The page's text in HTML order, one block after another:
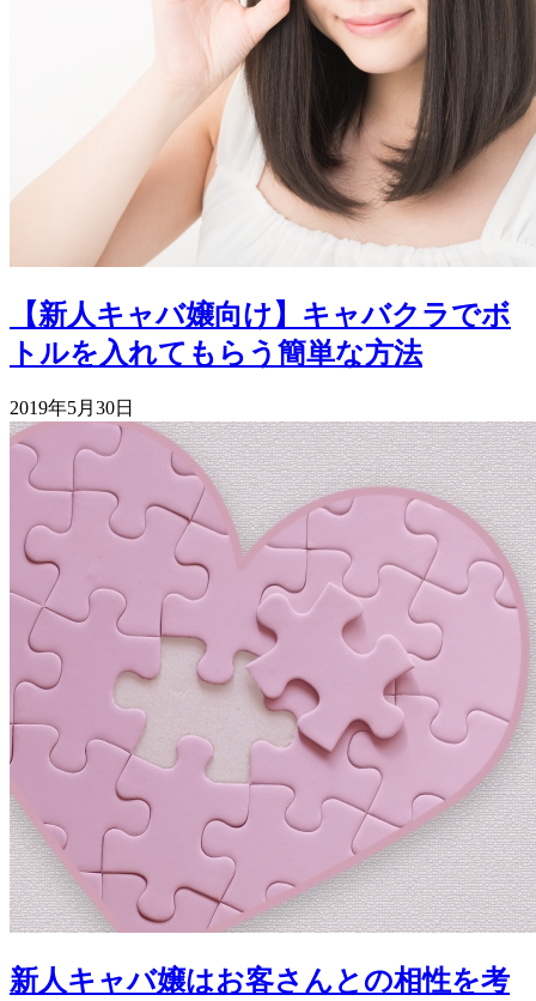
【新人キャバ嬢向け】キャバクラでボ
トルを入れてもらう簡単な方法
2019年5月30日
新人キャバ嬢はお客さんとの相性を考